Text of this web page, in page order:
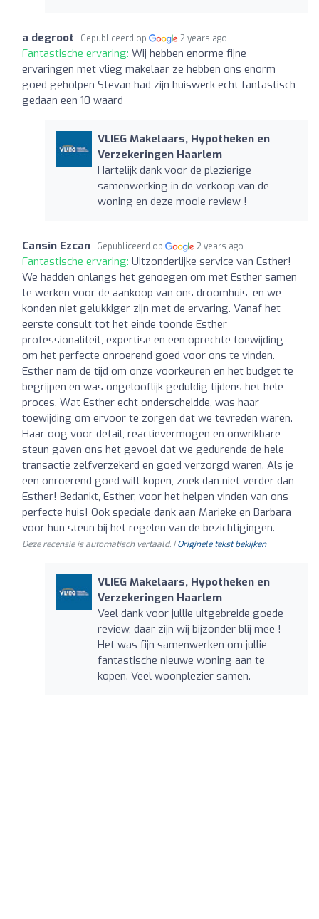
a degroot Gepubliceerd op 2 years ago
Fantastische ervaring: Wij hebben enorme fijne
ervaringen met vlieg makelaar ze hebben ons enorm
goed geholpen Stevan had zijn huiswerk echt fantastisch
gedaan een 10 waard
VLIEG Makelaars, Hypotheken en
Verzekeringen Haarlem
Hartelijk dank voor de plezierige
samenwerking in de verkoop van de
woning en deze mooie review !
Cansin Ezcan Gepubliceerd op 2 years ago
Fantastische ervaring: Uitzonderlijke service van Esther!
We hadden onlangs het genoegen om met Esther samen
te werken voor de aankoop van ons droomhuis, en we
konden niet gelukkiger zijn met de ervaring. Vanaf het
eerste consult tot het einde toonde Esther
professionaliteit, expertise en een oprechte toewijding
om het perfecte onroerend goed voor ons te vinden.
Esther nam de tijd om onze voorkeuren en het budget te
begrijpen en was ongelooflijk geduldig tijdens het hele
proces. Wat Esther echt onderscheidde, was haar
toewijding om ervoor te zorgen dat we tevreden waren.
Haar oog voor detail, reactievermogen en onwrikbare
steun gaven ons het gevoel dat we gedurende de hele
transactie zelfverzekerd en goed verzorgd waren. Als je
een onroerend goed wilt kopen, zoek dan niet verder dan
Esther! Bedankt, Esther, voor het helpen vinden van ons
perfecte huis! Ook speciale dank aan Marieke en Barbara
voor hun steun bij het regelen van de bezichtigingen.
Deze recensie is automatisch vertaald. |Originele tekst bekijken
VLIEG Makelaars, Hypotheken en
Verzekeringen Haarlem
Veel dank voor jullie uitgebreide goede
review, daar zijn wij bijzonder blij mee !
Het was fijn samenwerken om jullie
fantastische nieuwe woning aan te
kopen. Veel woonplezier samen.